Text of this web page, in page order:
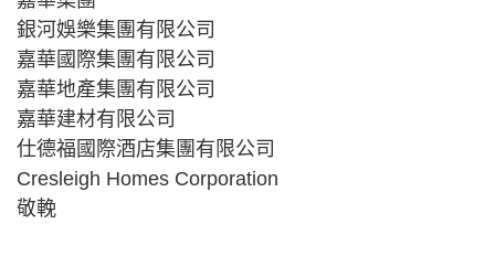
銀河娛樂集團有限公司
嘉華國際集團有限公司
嘉華地產集團有限公司
嘉華建材有限公司
仕德福國際酒店集團有限公司
Cresleigh Homes Corporation
敬輓